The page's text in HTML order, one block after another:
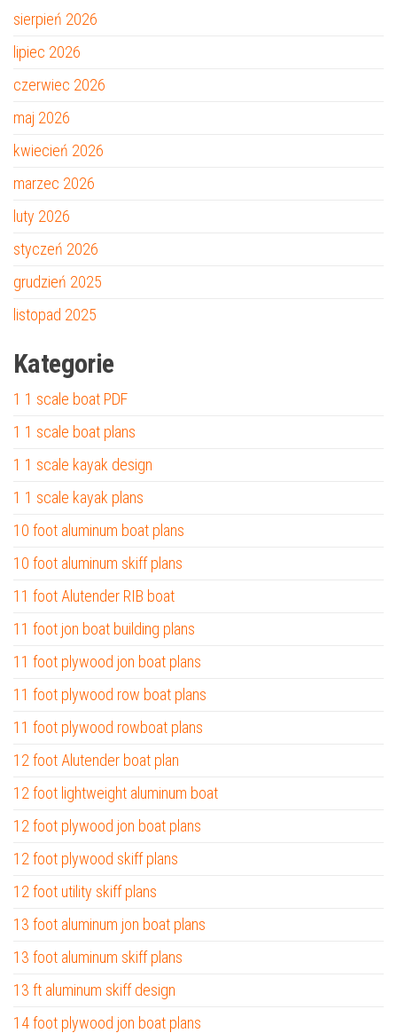
sierpień 2026
lipiec 2026
czerwiec 2026
maj 2026
kwiecień 2026
marzec 2026
luty 2026
styczeń 2026
grudzień 2025
listopad 2025
Kategorie
1 1 scale boat PDF
1 1 scale boat plans
1 1 scale kayak design
1 1 scale kayak plans
10 foot aluminum boat plans
10 foot aluminum skiff plans
11 foot Alutender RIB boat
11 foot jon boat building plans
11 foot plywood jon boat plans
11 foot plywood row boat plans
11 foot plywood rowboat plans
12 foot Alutender boat plan
12 foot lightweight aluminum boat
12 foot plywood jon boat plans
12 foot plywood skiff plans
12 foot utility skiff plans
13 foot aluminum jon boat plans
13 foot aluminum skiff plans
13 ft aluminum skiff design
14 foot plywood jon boat plans